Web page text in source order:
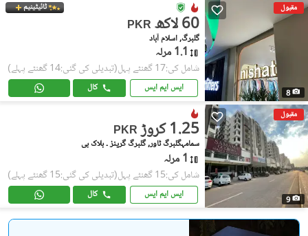
مقبول
8
ٹائیٹینیم
PKR 60 لاکھ
گلبرگ, اسلام آباد
1.1 مرلہ
شامل کی:17 گھنٹے پہل (تبدیلی کی گئی:14 گھنٹے پہلے)
ایس ایم ایس کال
مقبول
9
PKR 1.25 کروڑ
سمامہگلبرگ ٹاور, گلبرگ گرینز ۔ بلاک بی
1 مرلہ
شامل کی:15 گھنٹے پہل (تبدیلی کی گئی:15 گھنٹے پہلے)
ایس ایم ایس کال